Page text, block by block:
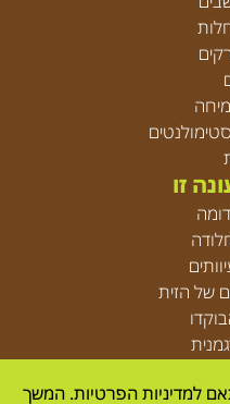
זו
של הזית
למדיניות הפרטיות. המשך